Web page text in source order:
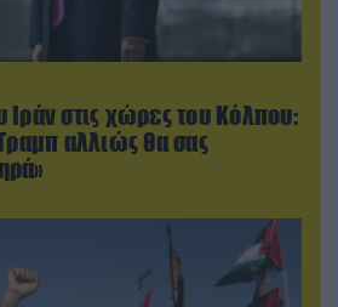
στις χώρες του Κόλπου:
αλλιώς θα σας